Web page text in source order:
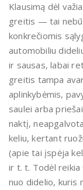
Klausimą dėl
greitis — tai
konkrečiomis
automobiliu
ir sausas, labai
greitis tampa
aplinkybėmis,
saulei arba
naktį,
keliu, kertant
(apie tai įspėja
ir t. t. Todėl
nuo didelio, kuris